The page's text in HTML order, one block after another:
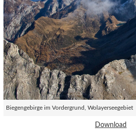
Biegengebirge im Vordergrund, Wolayerseegebiet
Download